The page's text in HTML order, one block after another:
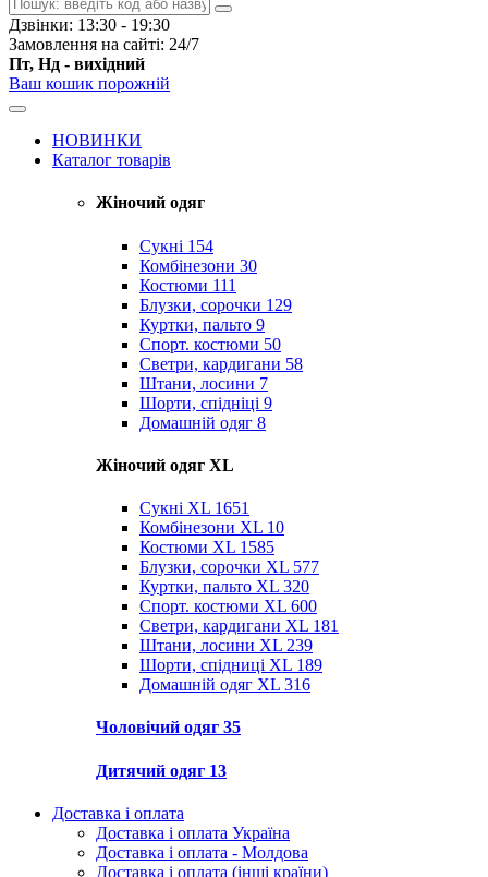
Дзвінки: 13:30 - 19:30
Замовлення на сайті: 24/7
Пт, Нд - вихідний
Ваш кошик порожній
НОВИНКИ
Каталог товарів
Жіночий одяг
Сукні 154
Комбінезони 30
Костюми 111
Блузки, сорочки 129
Куртки, пальто 9
Спорт. костюми 50
Светри, кардигани 58
Штани, лосини 7
Шорти, спідніці 9
Домашній одяг 8
Жіночий одяг XL
Cукні XL 1651
Комбінезони XL 10
Костюми XL 1585
Блузки, сорочки XL 577
Куртки, пальто XL 320
Спорт. костюми XL 600
Светри, кардигани XL 181
Штани, лосини XL 239
Шорти, спідниці XL 189
Домашній одяг XL 316
Чоловічий одяг 35
Дитячий одяг 13
Доставка і оплата
Доставка і оплата Україна
Доставка і оплата - Молдова
Доставка і оплата (інші країни)